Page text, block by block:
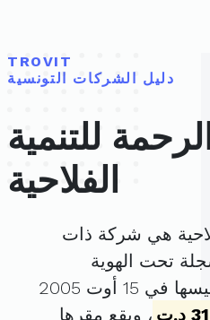
TROVIT
دليل الشركات التونسية
للتنمية
الفلاحية
هي شركة ذات
تحت الهوية
. تم تأسيسها في 15 أوت 2005
، ويقع مقرها